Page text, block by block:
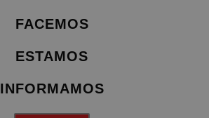
FACEMOS
ESTAMOS
INFORMAMOS